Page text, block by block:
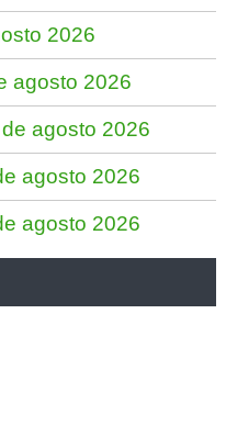
2026
agosto 2026
agosto 2026
agosto 2026
agosto 2026